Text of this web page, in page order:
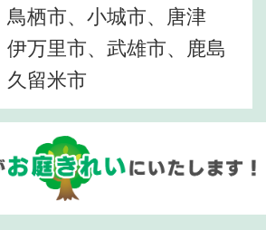
栖市、小城市、唐津
万里市、武雄市、鹿島
久留米市